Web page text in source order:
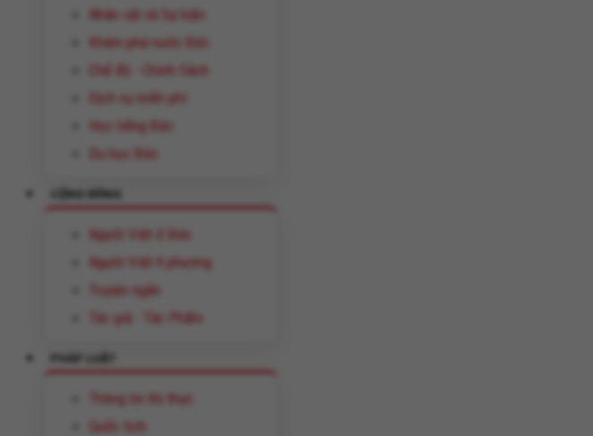
Nhân vật và Sự kiện
Khám phá nước Đức
Chế độ - Chính Sách
Dịch vụ miễn phí
Học tiếng Đức
Du học Đức
CỘNG ĐỒNG
Người Việt ở Đức
Người Việt 4 phương
Truyện ngắn
Tác giả - Tác Phẩm
Thông tin thị thực
Quốc tịch